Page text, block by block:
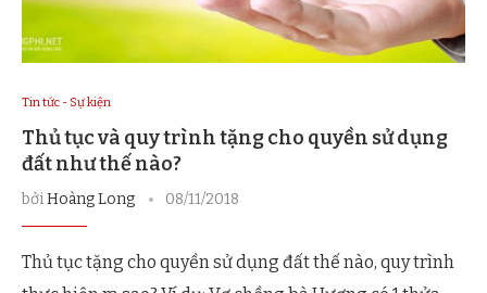
Tin tức - Sự kiện
Thủ tục và quy trình tặng cho quyền sử dụng
đất như thế nào?
bởiHoàng Long 08/11/2018
Thủ tục tặng cho quyền sử dụng đất thế nào, quy trình